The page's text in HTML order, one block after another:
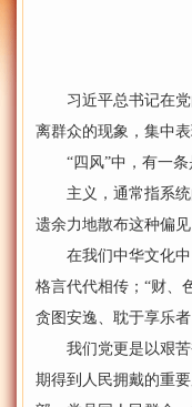
习近平总书记在党
离群众的现象，集中
“四风”中，有一条
主义，通常指系统
遗余力地散布这种偏见
在我们中华文化中
格言代代相传；“财、
贪图安逸、耽于享乐
我们党更是以艰苦
期得到人民拥戴的重